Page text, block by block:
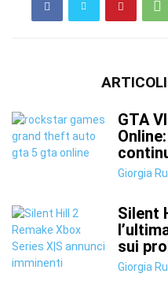
GTA
Giorgia
Silent
sui
Giorgia